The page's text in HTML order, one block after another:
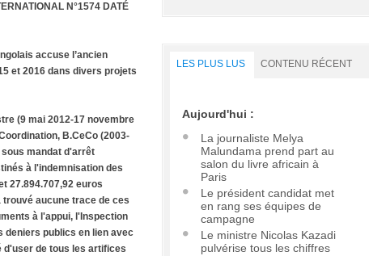
N°1574 DATÉ
accuse l’ancien
et 2016 dans divers projets
(9 mai 2012-17 novembre
B.CeCo (2003-
mandat d'arrêt
à l'indemnisation des
27.894.707,92 euros
trouvé aucune trace de ces
à l'appui, l'Inspection
deniers publics en lien avec
de tous les artifices
LES PLUS LUS CONTENU RÉCENT
Aujourd'hui :
La journaliste Melya
Malundama prend part au
salon du livre africain à
Paris
Le président candidat met
en rang ses équipes de
campagne
Le ministre Nicolas Kazadi
pulvérise tous les chiffres